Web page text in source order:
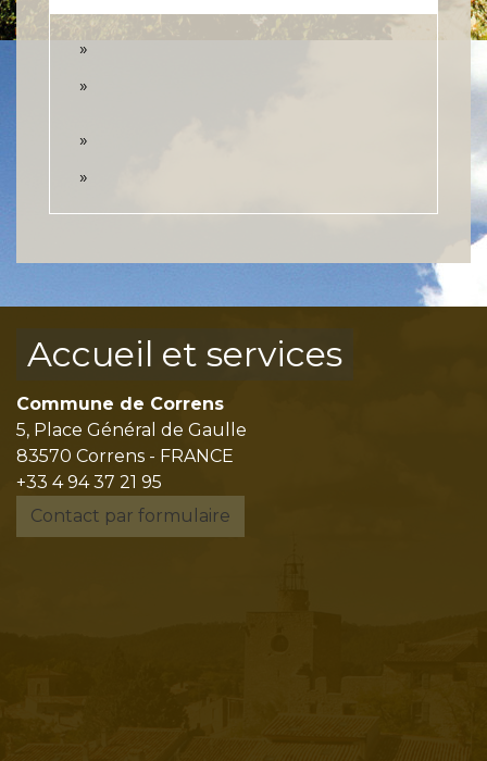
Accueil et services
Commune de Correns
5, Place Général de Gaulle
83570 Correns - FRANCE
+33 4 94 37 21 95
Contact par formulaire